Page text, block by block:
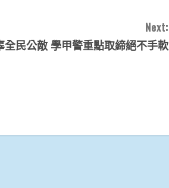
Next:
全民公敵 學甲警重點取締絕不手軟